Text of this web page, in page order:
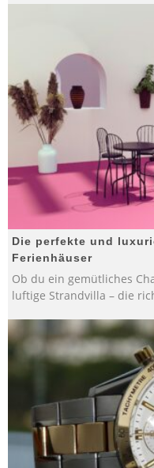
Die perfekte und
Ferienhäuser
Ob du ein gemütliches
luftige Strandvilla – die